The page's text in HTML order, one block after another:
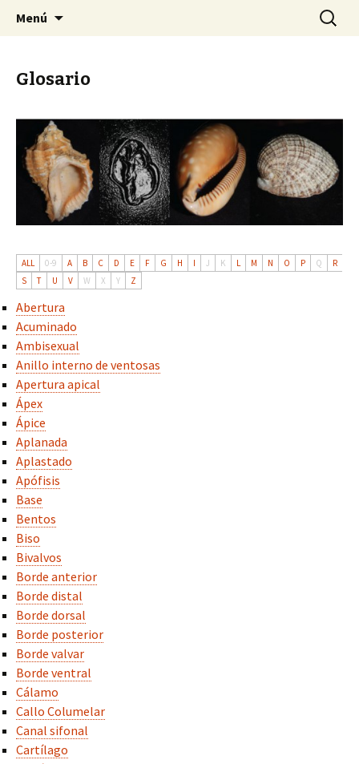
SMACH
Sociedad Malacológica de Chile
Menú Buscar:
Glosario
ALL 0-9 A B C D E F G H I J K L M N O P Q
R
S
T U V W X Y Z
Abertura
Acuminado
Ambisexual
Anillo interno de ventosas
Apertura apical
Ápex
Ápice
Aplanada
Aplastado
Apófisis
Base
Bentos
Biso
Bivalvos
Borde anterior
Borde distal
Borde dorsal
Borde posterior
Borde valvar
Borde ventral
Cálamo
Callo Columelar
Canal sifonal
Cartílago